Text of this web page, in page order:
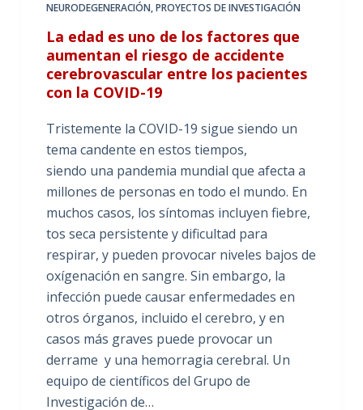
NEURODEGENERACIÓN,PROYECTOS DE INVESTIGACIÓN
La edad es uno de los factores que
aumentan el riesgo de accidente
cerebrovascular entre los pacientes
con la COVID-19
Tristemente la COVID-19 sigue siendo un
tema candente en estos tiempos,
siendo una pandemia mundial que afecta a
millones de personas en todo el mundo. En
muchos casos, los síntomas incluyen fiebre,
tos seca persistente y dificultad para
respirar, y pueden provocar niveles bajos de
oxígenación en sangre. Sin embargo, la
infección puede causar enfermedades en
otros órganos, incluido el cerebro, y en
casos más graves puede provocar un
derrame y una hemorragia cerebral. Un
equipo de científicos del Grupo de
Investigación de…